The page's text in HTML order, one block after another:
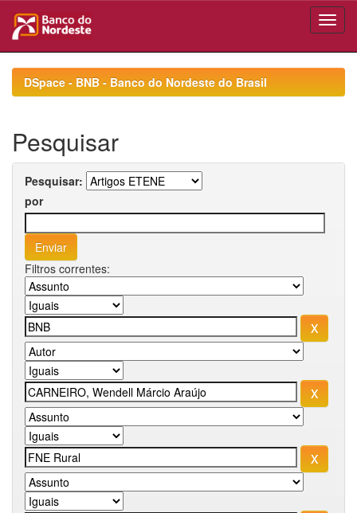
navigationDSpace - BNB - Banco do Nordeste do Brasil
Pesquisar
Pesquisar:
por
Filtros correntes: